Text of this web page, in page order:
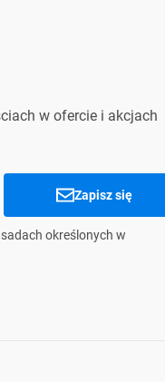
w ofercie i akcjach
Zapisz się
określonych w